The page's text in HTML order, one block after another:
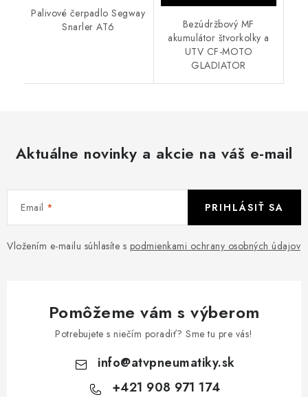
Palivové čerpadlo Segway
Snarler AT6
Bezúdržbový MF
akumulátor štvorkolky a
UTV CF-MOTO
GLADIATOR
Aktuálne novinky a akcie na váš e-mail
Email
Vložením e-mailu súhlasíte s podmienkami ochrany osobných údajov
PRIHLÁSIŤ SA
Pomôžeme vám s výberom
Potrebujete s niečím poradiť? Sme tu pre vás!
info@atvpneumatiky.sk
+421 908 971 174